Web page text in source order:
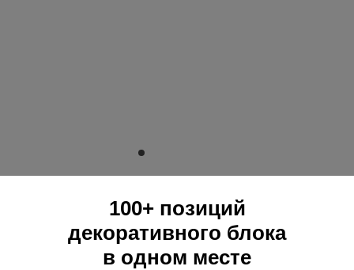
100+ позиций
декоративного блока
в одном месте